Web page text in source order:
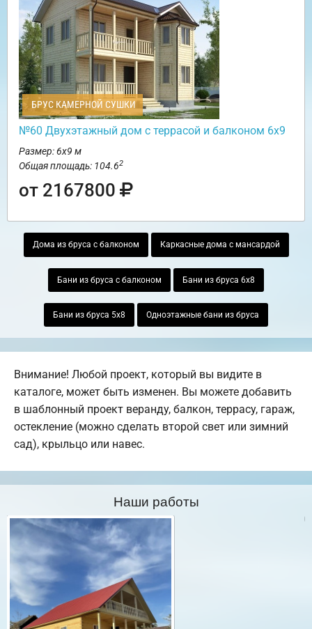
БРУС КАМЕРНОЙ СУШКИ
№60 Двухэтажный дом с террасой и балконом 6х9
Размер: 6х9 м
Общая площадь: 104.62
от 2167800
Дома из бруса с балконом Каркасные дома с мансардой
Бани из бруса с балконом Бани из бруса 6х8
Бани из бруса 5х8 Одноэтажные бани из бруса
Внимание! Любой проект, который вы видите в
каталоге, может быть изменен. Вы можете добавить
в шаблонный проект веранду, балкон, террасу, гараж,
остекление (можно сделать второй свет или зимний
сад), крыльцо или навес.
Наши работы